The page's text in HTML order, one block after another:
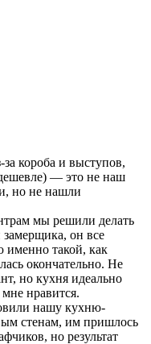
короба и выступов,
— это не наш
но не нашли
мы решили делать
он все
именно такой, как
окончательно. Не
но кухня идеально
нравится.
нашу кухню-
стенам, им пришлось
но результат